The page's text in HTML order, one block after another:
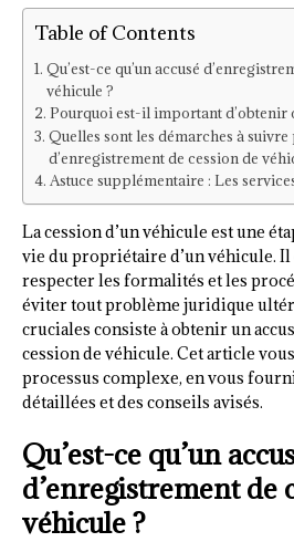
Table of Contents
Qu’est-ce qu’un accusé
véhicule ?
Pourquoi est-il important d’obtenir
Quelles sont les démarches à
d’enregistrement de cession de
Astuce supplémentaire : Les
La cession d’un véhicule est une
vie du propriétaire d’un véhicule. Il
respecter les formalités et les
éviter tout problème juridique
cruciales consiste à obtenir un
cession de véhicule. Cet article
processus complexe, en vous
détaillées et des conseils avisés.
Qu’est-ce qu’un
d’enregistrement de
véhicule ?